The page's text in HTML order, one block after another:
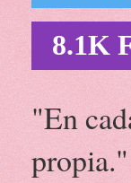
8.1K
"En
propia."